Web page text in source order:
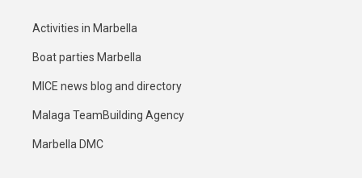
Activities in Marbella
Boat parties Marbella
MICE news blog and directory
Malaga TeamBuilding Agency
Marbella DMC